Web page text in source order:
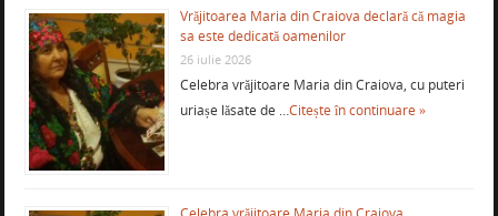
Vrăjitoarea Maria din Craiova declară că magia
sa este dedicată oamenilor
26 iulie 2026
Celebra vrăjitoare Maria din Craiova, cu puteri
uriașe lăsate de …Citește în continuare »